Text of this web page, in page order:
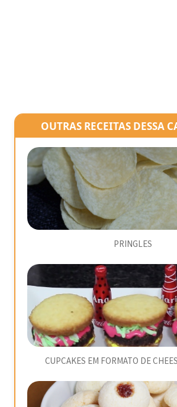
OUTRAS RECEITAS DESSA
PRINGLES
CUPCAKES EM FORMATO DE